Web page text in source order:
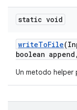
static void
writeToFile
boolean append ,
Un metodo helper